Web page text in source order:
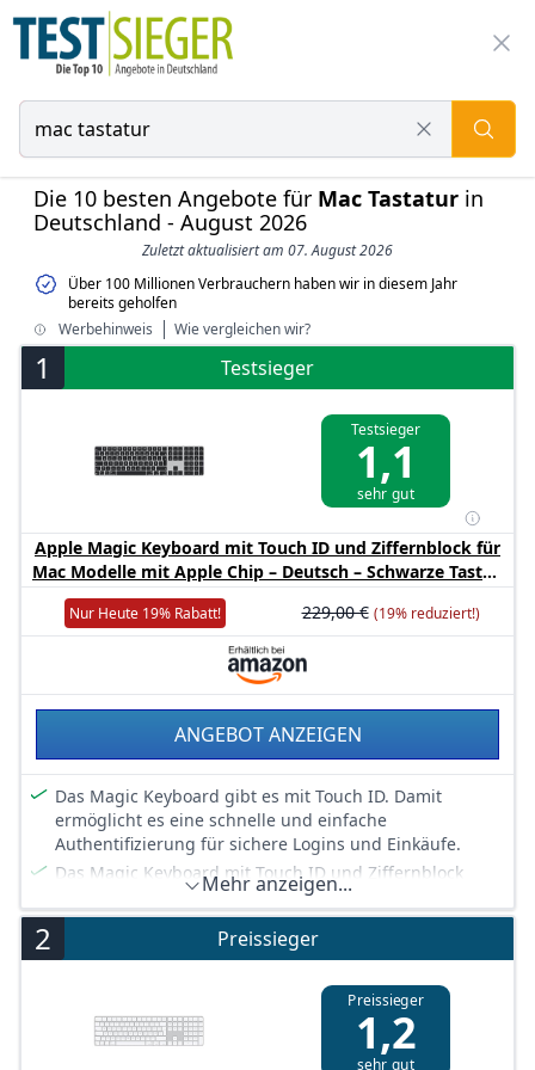
Die 10 besten Angebote für Mac Tastatur in
Deutschland - August 2026
Zuletzt aktualisiert am 07. August 2026
Über 100 Millionen Verbrauchern haben wir in diesem Jahr
bereits geholfen
Werbehinweis
Wie vergleichen wir?
1 Testsieger
Testsieger
1,1
sehr gut
Apple Magic Keyboard mit Touch ID und Ziffernblock für
Mac Modelle mit Apple Chip – Deutsch – Schwarze Tasten
Nur Heute 19% Rabatt! 229,00 € (19% reduziert!)
ANGEBOT ANZEIGEN
Das Magic Keyboard gibt es mit Touch ID. Damit
ermöglicht es eine schnelle und einfache
Authentifizierung für sichere Logins und Einkäufe.
Das Magic Keyboard mit Touch ID und Ziffernblock
macht präzises Tippen besonders angenehm und
leicht.
Es hat ein erweitertes Layout mit Navigationstasten für
Pfeiltasten, die großartig für Spiele sind. Der
Ziffernblock ist außerdem ideal für Tabellen und
Finanzanwendungen.
Mehr anzeigen...
2 Preissieger
Preissieger
1,2
sehr gut